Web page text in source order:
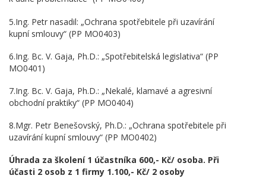
5.Ing. Petr nasadil: „Ochrana spotřebitele při uzavírání
kupní smlouvy“ (PP MO0403)
6.Ing. Bc. V. Gaja, Ph.D.: „Spotřebitelská legislativa“ (PP
MO0401)
7.Ing. Bc. V. Gaja, Ph.D.: „Nekalé, klamavé a agresivní
obchodní praktiky“ (PP MO0404)
8.Mgr. Petr Benešovský, Ph.D.: „Ochrana spotřebitele při
uzavírání kupní smlouvy“ (PP MO0402)
Úhrada za školení 1 účastníka 600,- Kč/ osoba. Při
účasti 2 osob z 1 firmy 1.100,- Kč/ 2 osoby